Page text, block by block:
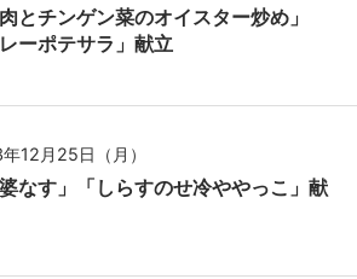
肉とチンゲン菜のオイスター炒め」
レーポテサラ」献立
12月25日（月）
婆なす」「しらすのせ冷ややっこ」献